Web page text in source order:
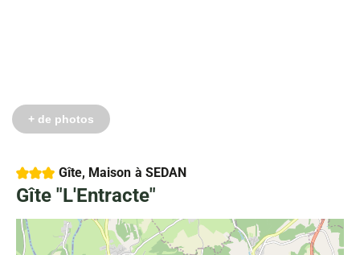
3 étoilesGîte, Maison à SEDAN
Gîte "L'Entracte"
+ de photos